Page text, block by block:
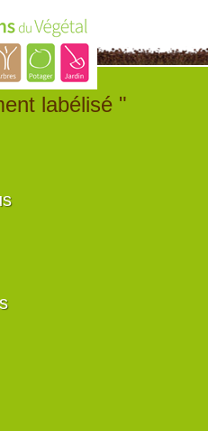
labélisé "